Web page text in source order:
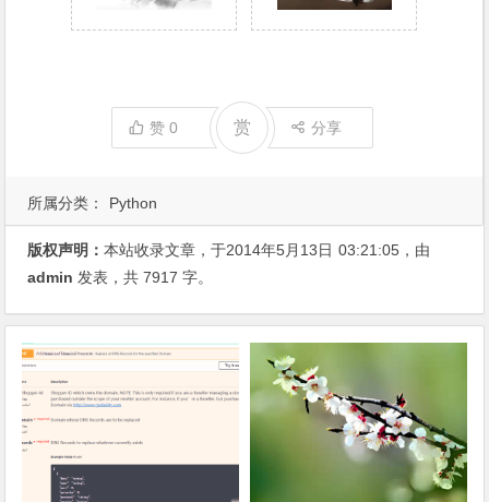
所属分类： Python
赞0 赏 分享
版权声明：本站收录文章，于2014年5月13日 03:21:05 ，由
admin 发表，共 7917 字。